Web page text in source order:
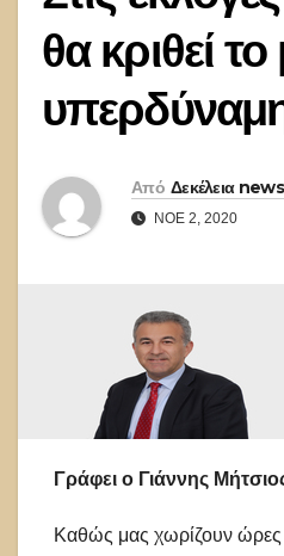
θα κριθεί
Από Δεκέλεια news
ΝΟΈ 2, 2020
Γράφει ο Γιάννης
Καθώς μας χωρίζουν ώρες